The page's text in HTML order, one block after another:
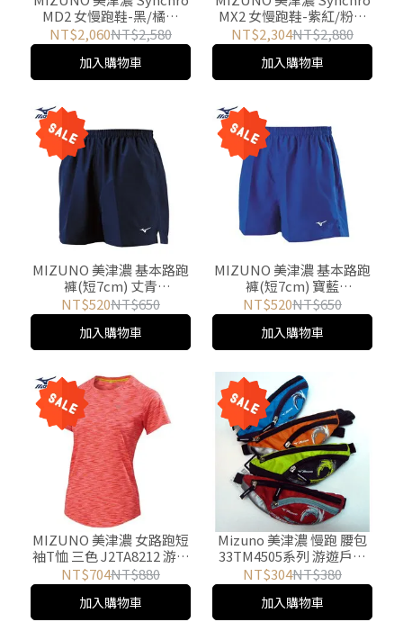
MD2 女慢跑鞋-黑/橘紅
J1GF171855 游遊戶外
Yoyo Outdoor
NT$2,060NT$2,580
加入購物車
MX2 女慢跑鞋-紫紅/粉橘
J1GF171967 游遊戶外
Yoyo Outdoor
NT$2,304NT$2,880
加入購物車
MIZUNO 美津濃 基本路跑
褲(短7cm) 丈青
J2TB8A0114 游遊戶外
Yoyo Outdoor
NT$520NT$650
加入購物車
MIZUNO 美津濃 基本路跑
褲(短7cm) 寶藍
J2TB8A0122 游遊戶外
Yoyo Outdoor
NT$520NT$650
加入購物車
MIZUNO 美津濃 女路跑短
袖T恤 三色 J2TA8212 游遊
戶外 Yoyo Outdoor
NT$704NT$880
加入購物車
Mizuno 美津濃 慢跑 腰包
33TM4505系列 游遊戶外
Yoyo Outdoor
NT$304NT$380
加入購物車